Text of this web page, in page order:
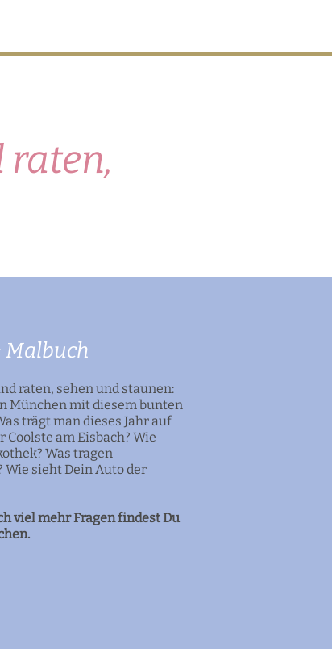
Malbuch
raten, sehen und staunen:
München mit diesem bunten
trägt man dieses Jahr auf
am Eisbach? Wie
Was tragen
sieht Dein Auto der
viel mehr Fragen findest Du